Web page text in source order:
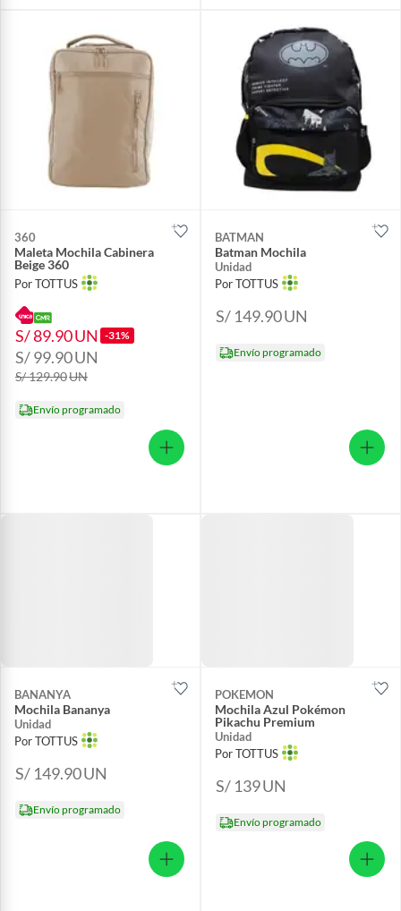
360
Maleta Mochila Cabinera
Beige 360
Por TOTTUS
S/ 89.90UN -31%
S/ 99.90UN
S/ 129.90UN
Envío programado
BATMAN
Batman Mochila
Unidad
Por TOTTUS
S/ 149.90UN
Envío programado
BANANYA
Mochila Bananya
Unidad
Por TOTTUS
S/ 149.90UN
Envío programado
POKEMON
Mochila Azul Pokémon
Pikachu Premium
Unidad
Por TOTTUS
S/ 139UN
Envío programado